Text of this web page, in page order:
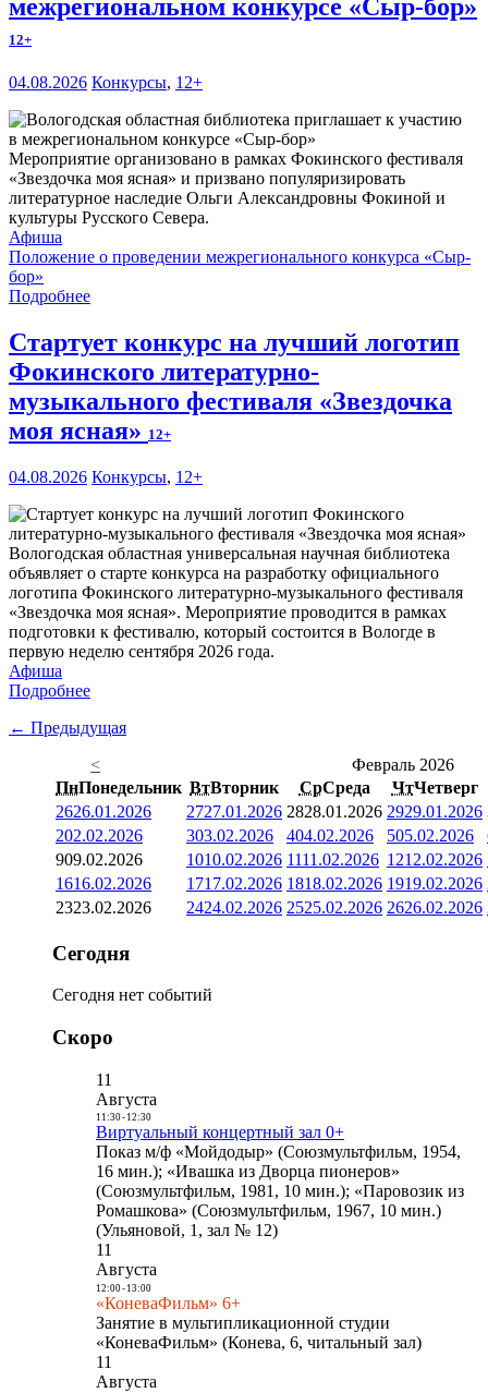
межрегиональном конкурсе «Сыр-бор»
12+
04.08.2026 Конкурсы, 12+
Мероприятие организовано в рамках Фокинского фестиваля
«Звездочка моя ясная» и призвано популяризировать
литературное наследие Ольги Александровны Фокиной и
культуры Русского Севера.
Афиша
Положение о проведении межрегионального конкурса «Сыр-
бор»
Подробнее
Стартует конкурс на лучший логотип
Фокинского литературно-
музыкального фестиваля «Звездочка
моя ясная» 12+
04.08.2026 Конкурсы, 12+
Вологодская областная универсальная научная библиотека
объявляет о старте конкурса на разработку официального
логотипа Фокинского литературно-музыкального фестиваля
«Звездочка моя ясная». Мероприятие проводится в рамках
подготовки к фестивалю, который состоится в Вологде в
первую неделю сентября 2026 года.
Афиша
Подробнее
← Предыдущая
<
Февраль 2026
ПнПонедельник ВтВторник СрСреда ЧтЧетверг
2626.01.2026 2727.01.2026 2828.01.2026 2929.01.2026
202.02.2026 303.02.2026 404.02.2026 505.02.2026
909.02.2026 1010.02.2026 1111.02.2026 1212.02.2026
1616.02.2026 1717.02.2026 1818.02.2026 1919.02.2026
2323.02.2026 2424.02.2026 2525.02.2026 2626.02.2026
Сегодня
Сегодня нет событий
Скоро
11
Августа
11:30- 12:30
Виртуальный концертный зал 0+
Показ м/ф «Мойдодыр» (Союзмультфильм, 1954,
16 мин.); «Ивашка из Дворца пионеров»
(Союзмультфильм, 1981, 10 мин.); «Паровозик из
Ромашкова» (Союзмультфильм, 1967, 10 мин.)
(Ульяновой, 1, зал № 12)
11
Августа
12:00- 13:00
«КоневаФильм» 6+
Занятие в мультипликационной студии
«КоневаФильм» (Конева, 6, читальный зал)
11
Августа